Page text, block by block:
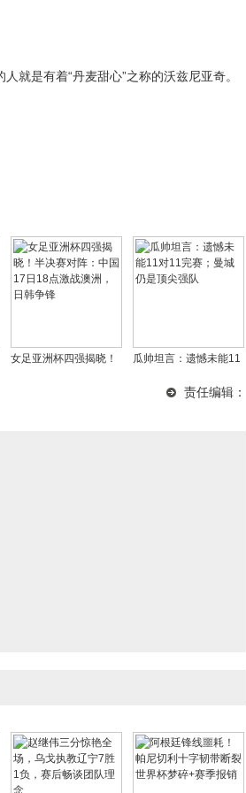
就是有着“丹麦甜心”之称的沃兹尼亚奇。
女足亚洲杯四强揭晓！
瓜帅坦言：遗憾未能11
责任编辑：